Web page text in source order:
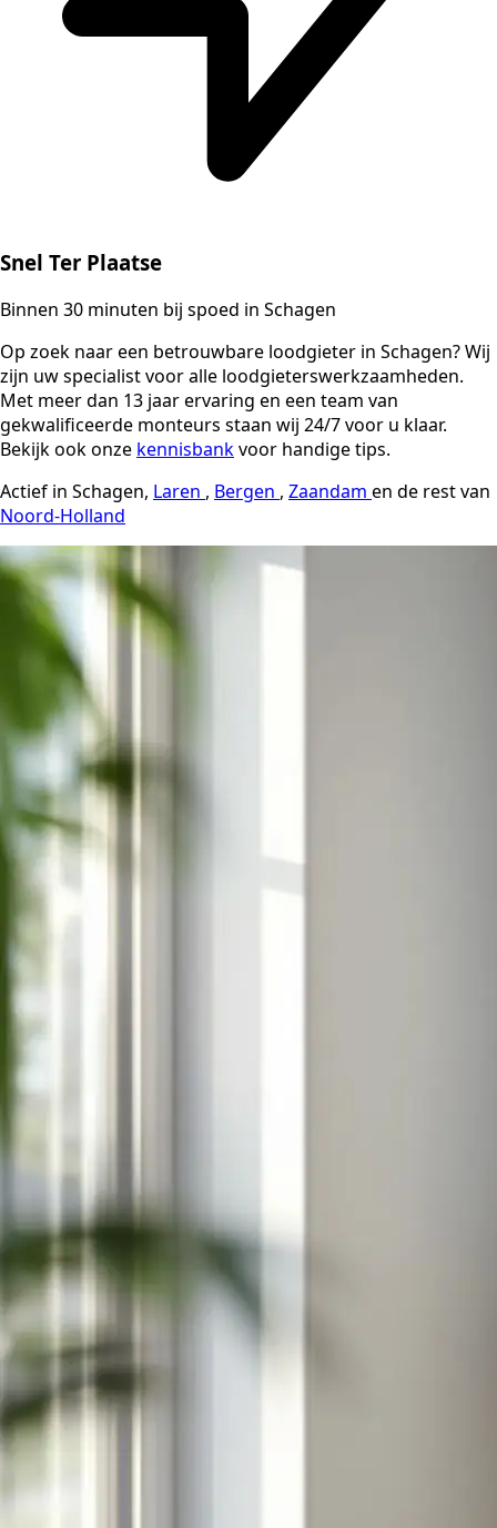
Snel Ter Plaatse
Binnen 30 minuten bij spoed in Schagen
Op zoek naar een betrouwbare loodgieter in Schagen? Wij
zijn uw specialist voor alle loodgieterswerkzaamheden.
Met meer dan 13 jaar ervaring en een team van
gekwalificeerde monteurs staan wij 24/7 voor u klaar.
Bekijk ook onze kennisbankvoor handige tips.
Actief in Schagen, Laren , Bergen , Zaandam en de rest van
Noord-Holland